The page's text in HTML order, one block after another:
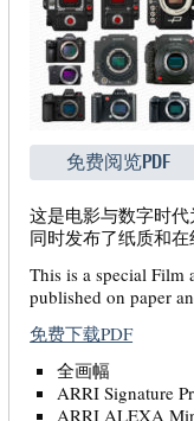
免费阅览PDF
这是电影与数字时
同时发布了纸质和在
This is a special Film
published on paper
免费下载PDF
全画幅
ARRI Signature
ARRI ALEXA